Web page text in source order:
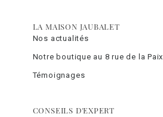
LA MAISON JAUBALET
Nos actualités
Notre boutique au 8 rue de la Paix
Témoignages
CONSEILS D'EXPERT